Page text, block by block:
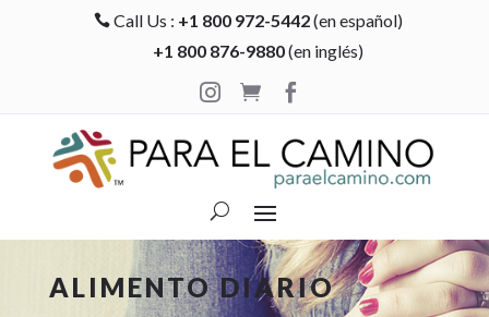
 Call Us : +1 800 972-5442(en español)
+1 800 876-9880(en inglés)

 
ALIMENTO DIARIO